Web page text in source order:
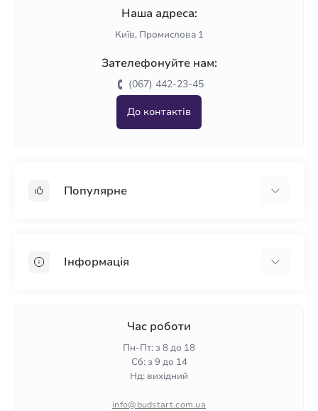
Наша адреса:
Київ, Промислова 1
Зателефонуйте нам:
(067) 442-23-45
До контактів
Популярне
ПінопластІнформація
Гарантія та повернення
Політика конфіденційності
Час роботи
Пн-Пт: з 8 до 18
Сб: з 9 до 14
Нд: вихідний
info@budstart.com.ua